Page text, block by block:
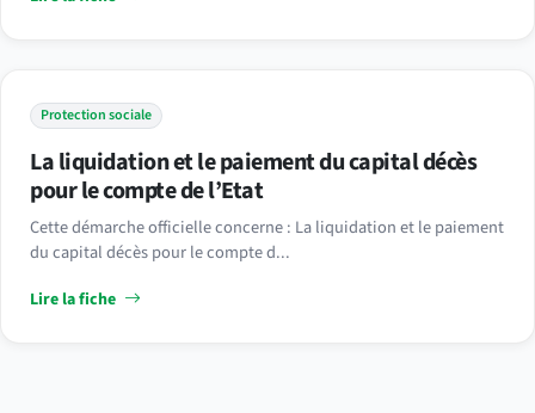
Protection sociale
La liquidation et le paiement du capital décès
pour le compte de l’Etat
Cette démarche officielle concerne : La liquidation et le paiement
du capital décès pour le compte d...
Lire la fiche